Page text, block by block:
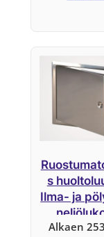
s
Ilma- ja
Alkaen